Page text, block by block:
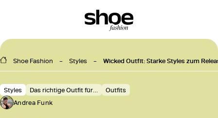
Shoe Fashion Styles Wicked Outfit: Starke Styles zum
Styles Das richtige Outfit für…
Outfits
Andrea Funk